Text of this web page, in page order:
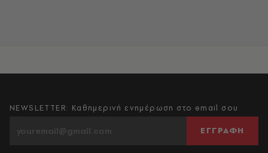
NEWSLETTER: Καθημερινή ενημέρωση στο email σου
ΕΓΓΡΑΦΗ